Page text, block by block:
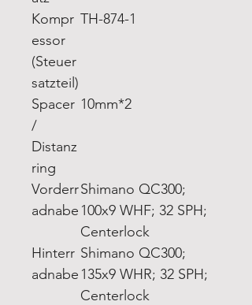
Kompr
essor
(Steuer
satzteil)
TH-874-1
Spacer
/
Distanz
ring
10mm*2
Vorderr
adnabe
Shimano QC300;
100x9 WHF; 32 SPH;
Centerlock
Hinterr
adnabe
Shimano QC300;
135x9 WHR; 32 SPH;
Centerlock